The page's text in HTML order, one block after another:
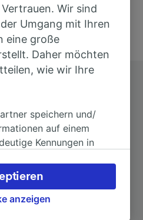
Montpellier St-
Dann bitte
Barcelona nach
Sie lieber mit dem Zug
von Montpellier St-Roch
Wir sind
Umgang mit Ihren
eine große
Daher möchten
wie wir Ihre
speichern und/
auf einem
Kennungen in
Ihre Präferenzen
einschließlich
bei berechtigtem
anzeigen